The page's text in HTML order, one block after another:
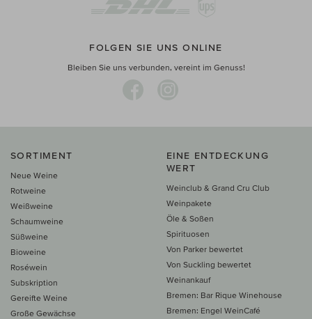
FOLGEN SIE UNS ONLINE
Bleiben Sie uns verbunden, vereint im Genuss!
SORTIMENT
Neue Weine
Rotweine
Weißweine
Schaumweine
Süßweine
Bioweine
Roséwein
Subskription
Gereifte Weine
Große Gewächse
EINE ENTDECKUNG
WERT
Weinclub & Grand Cru Club
Weinpakete
Öle & Soßen
Spirituosen
Von Parker bewertet
Von Suckling bewertet
Weinankauf
Bremen: Bar Rique Winehouse
Bremen: Engel WeinCafé